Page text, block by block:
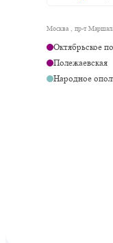
Москва , пр-т
Октябрьское
Полежаевская
Народное